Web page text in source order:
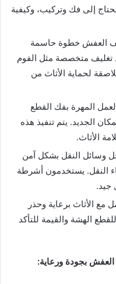
إلى فك وتركيب، وكيفية
العفش خطوة حاسمة
تغليف متخصصة مثل الفوم
لحماية الأثاث من
المهرة بفك القطع
الجديد. يتم تنفيذ هذه
الأثاث.
وسائل النقل بشكل آمن
النقل. يستخدمون أشرطة
جيد.
مع الأثاث برعاية وحذر
الهشة والقيمة للتأكد
العفش بجودة ورعاية: